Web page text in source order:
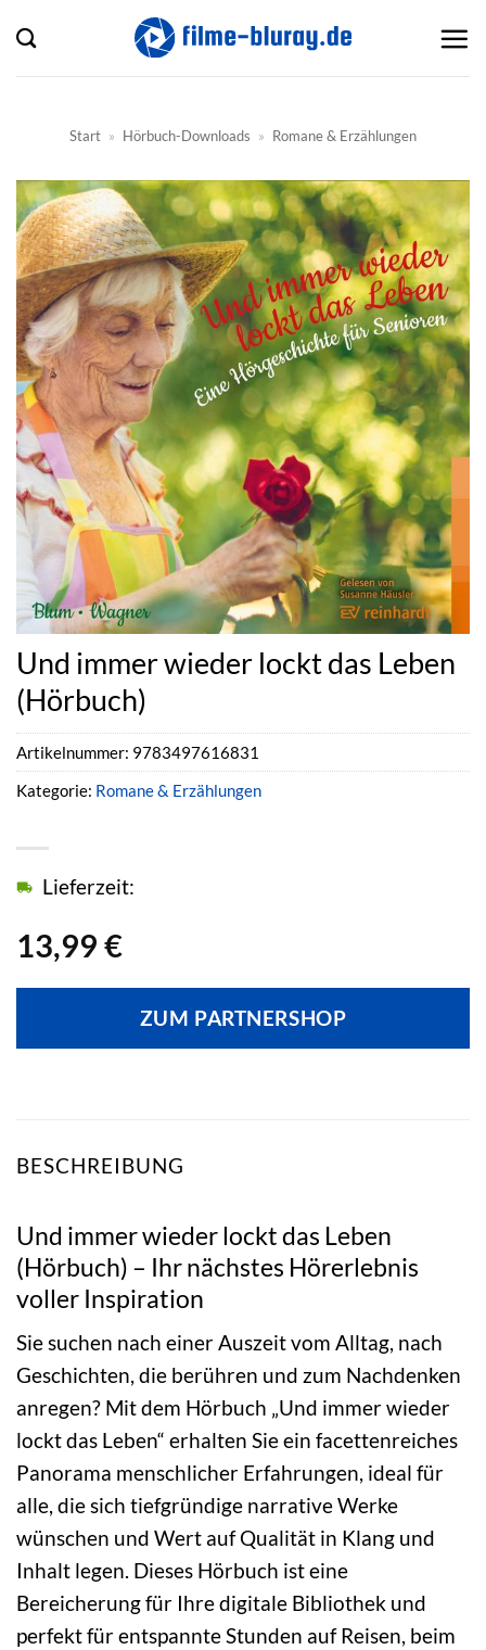
Inhalt
springen
Start » Hörbuch-Downloads » Romane & Erzählungen
Und immer wieder lockt das Leben
(Hörbuch)
13,99 €
Lieferzeit:
ZUM PARTNERSHOP
Artikelnummer: 9783497616831
Kategorie: Romane & Erzählungen
BESCHREIBUNG
Und immer wieder lockt das Leben
(Hörbuch) – Ihr nächstes Hörerlebnis
voller Inspiration
Sie suchen nach einer Auszeit vom Alltag, nach
Geschichten, die berühren und zum Nachdenken
anregen? Mit dem Hörbuch „Und immer wieder
lockt das Leben“ erhalten Sie ein facettenreiches
Panorama menschlicher Erfahrungen, ideal für
alle, die sich tiefgründige narrative Werke
wünschen und Wert auf Qualität in Klang und
Inhalt legen. Dieses Hörbuch ist eine
Bereicherung für Ihre digitale Bibliothek und
perfekt für entspannte Stunden auf Reisen, beim